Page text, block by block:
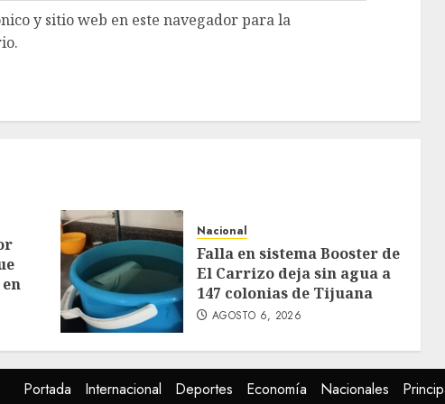
y sitio web en este navegador para la
Nacional
Falla en sistema Booster de
El Carrizo deja sin agua a
147 colonias de Tijuana
AGOSTO 6, 2026
Portada Internacional Deportes Economía Nacionales